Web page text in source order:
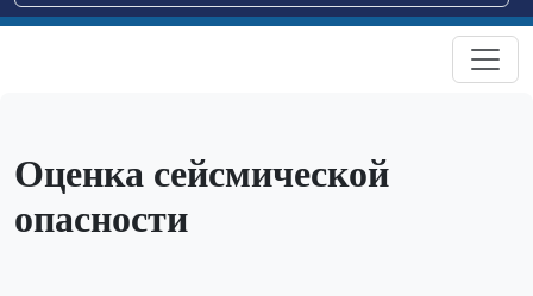
Оценка сейсмической
опасности